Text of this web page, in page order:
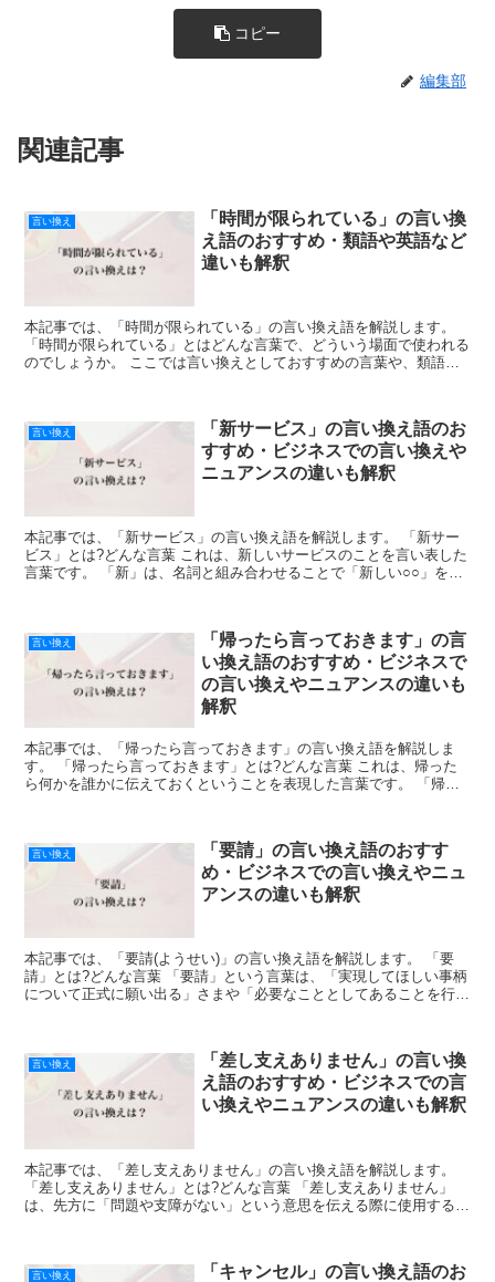
コピー
編集部
関連記事
言い換え
「時間が限られている」の言い換
え語のおすすめ・類語や英語など
違いも解釈
本記事では、「時間が限られている」の言い換え語を解説します。
「時間が限られている」とはどんな言葉で、どういう場面で使われる
のでしょうか。 ここでは言い換えとしておすすめの言葉や、類語や
言い換え
「新サービス」の言い換え語のお
すすめ・ビジネスでの言い換えや
ニュアンスの違いも解釈
本記事では、「新サービス」の言い換え語を解説します。 「新サー
ビス」とは?どんな言葉 これは、新しいサービスのことを言い表した
言葉です。 「新」は、名詞と組み合わせることで「新しい○○」を表
言い換え
「帰ったら言っておきます」の言
い換え語のおすすめ・ビジネスで
の言い換えやニュアンスの違いも
解釈
本記事では、「帰ったら言っておきます」の言い換え語を解説しま
す。 「帰ったら言っておきます」とは?どんな言葉 これは、帰った
ら何かを誰かに伝えておくということを表現した言葉です。 「帰っ
言い換え
「要請」の言い換え語のおすす
め・ビジネスでの言い換えやニュ
アンスの違いも解釈
本記事では、「要請(ようせい)」の言い換え語を解説します。 「要
請」とは?どんな言葉 「要請」という言葉は、「実現してほしい事柄
について正式に願い出る」さまや「必要なこととしてあることを行う
言い換え
「差し支えありません」の言い換
え語のおすすめ・ビジネスでの言
い換えやニュアンスの違いも解釈
本記事では、「差し支えありません」の言い換え語を解説します。
「差し支えありません」とは?どんな言葉 「差し支えありません」
は、先方に「問題や支障がない」という意思を伝える際に使用する言
言い換え
「キャンセル」の言い換え語のお